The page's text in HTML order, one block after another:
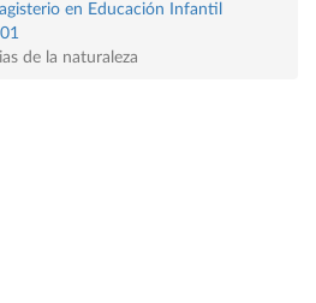
en Educación Infantil
de la naturaleza